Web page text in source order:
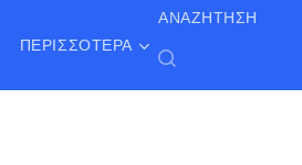
ΠΕΡΙΣΣΌΤΕΡΑ
ΑΝΑΖΉΤΗΣΗ